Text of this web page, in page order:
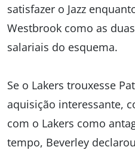
satisfazer o Jazz
Westbrook como as
salariais do esquema.
Se o Lakers trouxesse
aquisição interessante,
com o Lakers como
tempo, Beverley